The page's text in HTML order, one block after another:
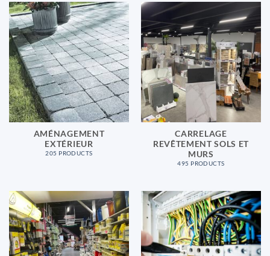
AMÉNAGEMENT
EXTÉRIEUR
205 PRODUCTS
CARRELAGE
REVÊTEMENT SOLS ET
MURS
495 PRODUCTS